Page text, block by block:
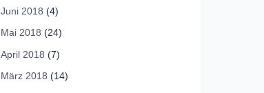
Juni 2018 (4)
Mai 2018 (24)
April 2018 (7)
März 2018 (14)